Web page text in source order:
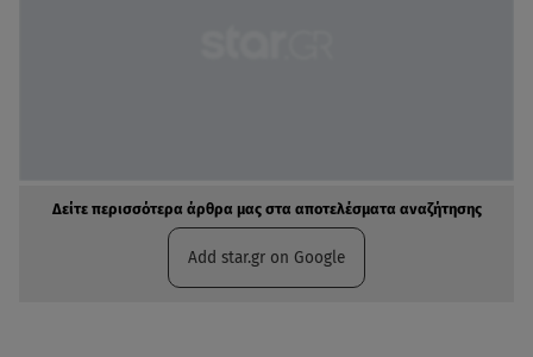
Δείτε περισσότερα άρθρα μας στα αποτελέσματα αναζήτησης
Add star.gr on Google